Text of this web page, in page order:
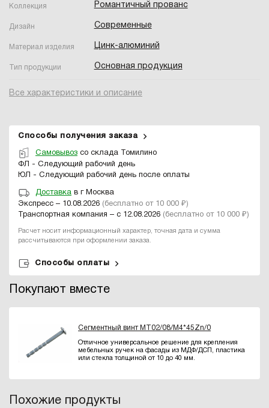
Коллекция Романтичный прованс
Дизайн Современные
Материал изделия Цинк-алюминий
Тип продукции Основная продукция
Все характеристики и описание
Способы получения заказа
Самовывоз со склада Томилино
ФЛ - Следующий рабочий день
ЮЛ - Следующий рабочий день после оплаты
Доставка в г Москва
Экспресс – 10.08.2026 (бесплатно от 10 000 ₽)
Транспортная компания – с 12.08.2026 (бесплатно от 10 000 ₽)
Расчет носит информационный характер, точная дата и сумма
рассчитываются при оформлении заказа.
Способы оплаты
Покупают вместе
Сегментный винт MT02/08/M4*45Zn/0
Отличное универсальное решение для крепления
мебельных ручек на фасады из МДФ/ДСП, пластика
или стекла толщиной от 10 до 40 мм.
Похожие продукты